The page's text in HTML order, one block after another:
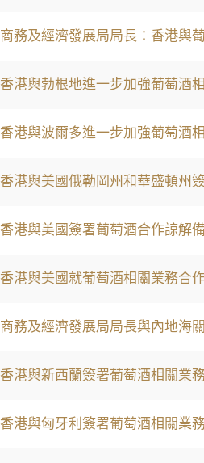
商務及經濟發展局局長：香港與
香港與勃根地進一步加強葡萄酒
香港與波爾多進一步加強葡萄酒
香港與美國俄勒岡州和華盛頓州
香港與美國簽署葡萄酒合作諒解
香港與美國就葡萄酒相關業務合
商務及經濟發展局局長與內地海
香港與新西蘭簽署葡萄酒相關業
香港與匈牙利簽署葡萄酒相關業